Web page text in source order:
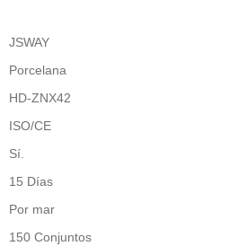
JSWAY
Porcelana
HD-ZNX42
ISO/CE
Sí.
15 Días
Por mar
150 Conjuntos